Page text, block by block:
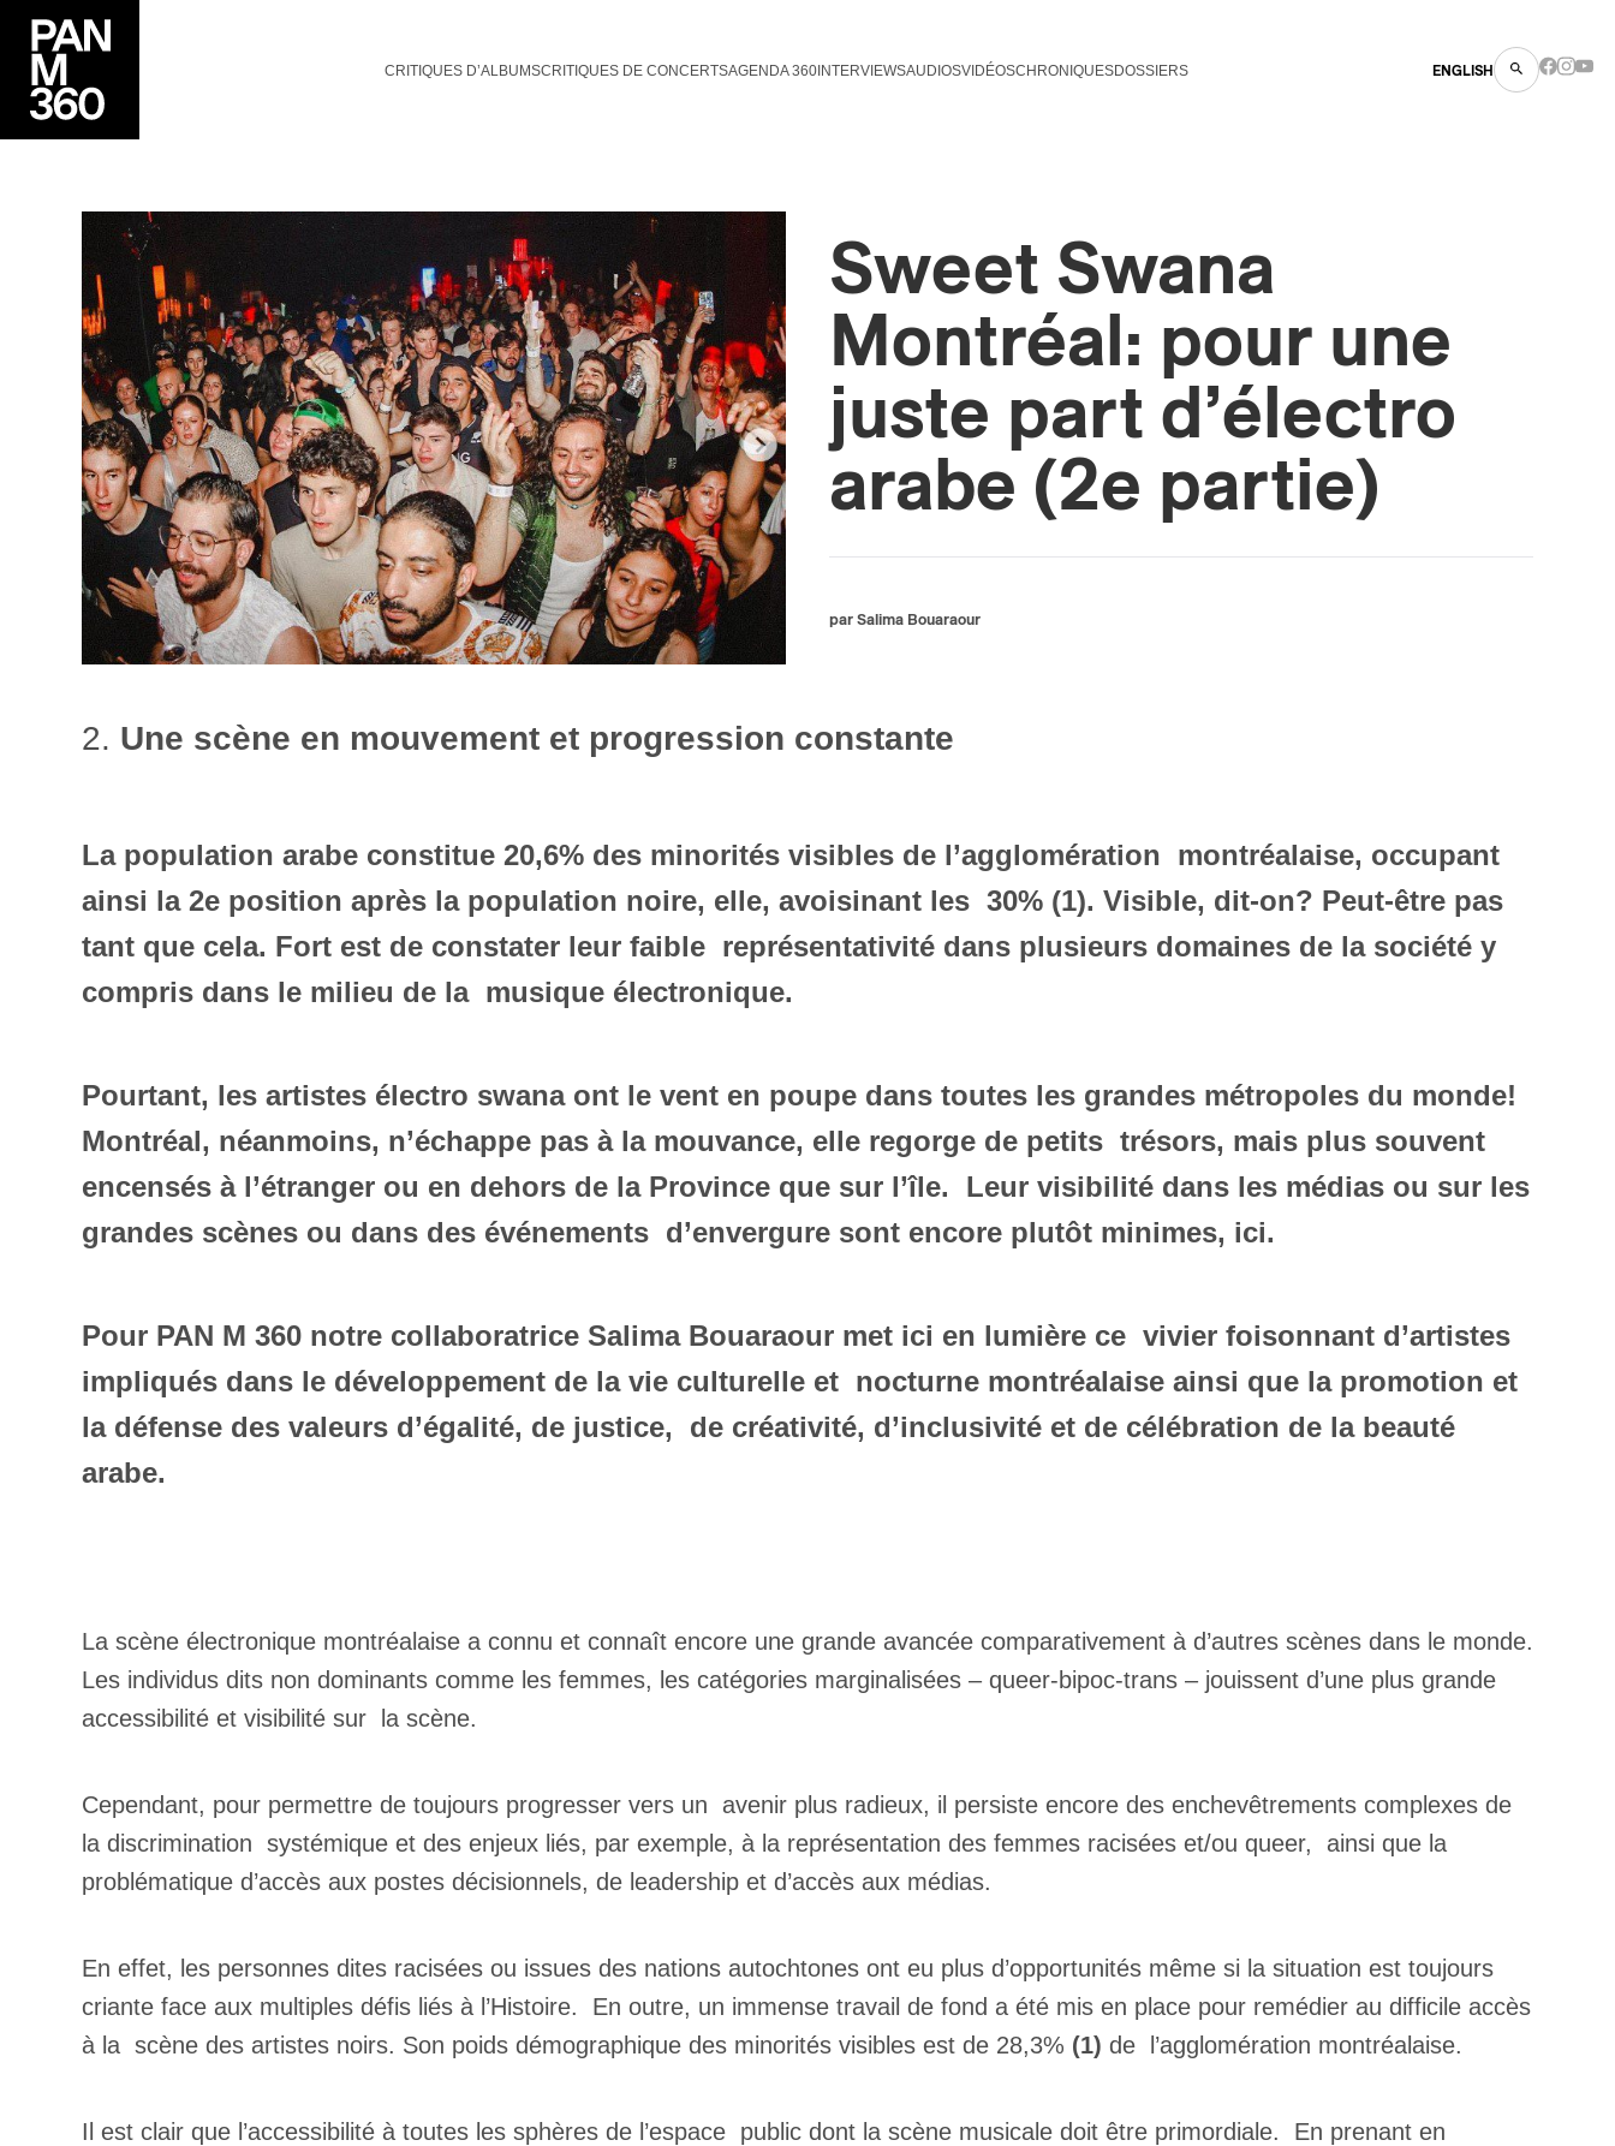
CRITIQUES D’ALBUMSCRITIQUES DE CONCERTSAGENDA 360INTERVIEWSAUDIOSVIDÉOSCHRONIQUESDOSSIERS ENGLISH
Sweet Swana
Montréal: pour une
juste part d’électro
arabe (2e partie)
par Salima Bouaraour
2. Une scène en mouvement et progression constante
La population arabe constitue 20,6% des minorités visibles de l’agglomération montréalaise, occupant
ainsi la 2e position après la population noire, elle, avoisinant les 30% (1). Visible, dit-on? Peut-être pas
tant que cela. Fort est de constater leur faible représentativité dans plusieurs domaines de la société y
compris dans le milieu de la musique électronique.
Pourtant, les artistes électro swana ont le vent en poupe dans toutes les grandes métropoles du monde!
Montréal, néanmoins, n’échappe pas à la mouvance, elle regorge de petits trésors, mais plus souvent
encensés à l’étranger ou en dehors de la Province que sur l’île. Leur visibilité dans les médias ou sur les
grandes scènes ou dans des événements d’envergure sont encore plutôt minimes, ici.
Pour PAN M 360 notre collaboratrice Salima Bouaraour met ici en lumière ce vivier foisonnant d’artistes
impliqués dans le développement de la vie culturelle et nocturne montréalaise ainsi que la promotion et
la défense des valeurs d’égalité, de justice, de créativité, d’inclusivité et de célébration de la beauté
arabe.
La scène électronique montréalaise a connu et connaît encore une grande avancée comparativement à d’autres scènes dans le monde.
Les individus dits non dominants comme les femmes, les catégories marginalisées – queer-bipoc-trans – jouissent d’une plus grande
accessibilité et visibilité sur la scène.
Cependant, pour permettre de toujours progresser vers un avenir plus radieux, il persiste encore des enchevêtrements complexes de
la discrimination systémique et des enjeux liés, par exemple, à la représentation des femmes racisées et/ou queer, ainsi que la
problématique d’accès aux postes décisionnels, de leadership et d’accès aux médias.
En effet, les personnes dites racisées ou issues des nations autochtones ont eu plus d’opportunités même si la situation est toujours
criante face aux multiples défis liés à l’Histoire. En outre, un immense travail de fond a été mis en place pour remédier au difficile accès
à la scène des artistes noirs. Son poids démographique des minorités visibles est de 28,3% (1) de l’agglomération montréalaise.
Il est clair que l’accessibilité à toutes les sphères de l’espace public dont la scène musicale doit être primordiale. En prenant en